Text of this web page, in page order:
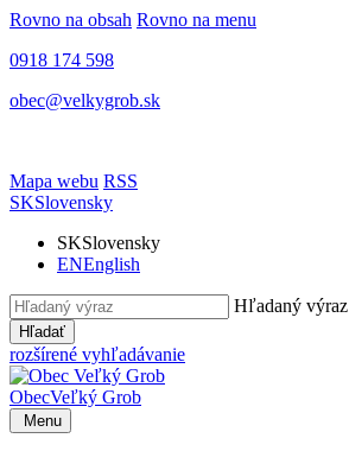
Rovno na obsah Rovno na menu
0918 174 598
obec@velkygrob.sk
Mapa webu RSS
SKSlovensky
SKSlovensky
ENEnglish
Hľadaný výraz
Hľadať
rozšírené vyhľadávanie
ObecVeľký Grob
Menu